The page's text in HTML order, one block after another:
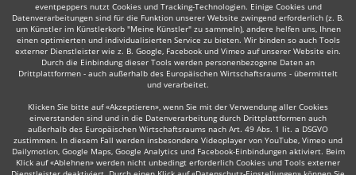
eventpeppers nutzt Cookies und Tracking-Technologien. Einige Cookies und
Datenverarbeitungen sind für die Funktion unserer Website zwingend erforderlich (z. B.
um Künstler im Künstlerkorb "Meine Künstler" zu sammeln), andere helfen uns, Ihnen
einen optimierten und individualisierten Service zu bieten. Wir binden so auch Tools
externer Dienstleister wie z. B. Google, Facebook und Vimeo auf unserer Website ein.
Durch die Einbindung dieser Tools werden personenbezogene Daten an
Drittplattformen - auch außerhalb des Europäischen Wirtschaftsraums - übermittelt
und verarbeitet.
Klicken Sie bitte auf «Akzeptieren», wenn Sie mit der Verwendung aller Cookies
einverstanden sind und in die Datenverarbeitung durch Drittplattformen auch
außerhalb des Europäischen Wirtschaftsraums nach Art. 49 Abs. 1 lit. a DSGVO
zustimmen. In diesem Fall werden insbesondere Videoplayer von YouTube, Vimeo und
Dailymotion, Google Maps, Google Analytics und Facebook-Einbindungen aktiviert. Beim
Klick auf «Ablehnen» werden nicht unbedingt erforderlich Cookies und Tools externer